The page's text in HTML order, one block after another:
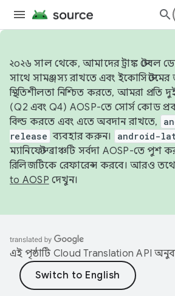
২০২৬ সাল থেকে, আমাদের ট্রাঙ্ক স্টেবল
সাথে সামঞ্জস্য রাখতে এবং ইকোসিস্টেমের
স্থিতিশীলতা নিশ্চিত করতে, আমরা প্রতি
(Q2 এবং Q4) AOSP-তে সোর্স কোড
বিল্ড করতে এবং এতে অবদান রাখতে,
release ব্যবহার করুন। android-
ম্যানিফেস্ট ব্রাঞ্চটি সর্বদা AOSP-তে পুশ
রিলিজটিকে রেফারেন্স করবে। আরও
to AOSP দেখুন।
এই পৃষ্ঠাটি Cloud Translation API